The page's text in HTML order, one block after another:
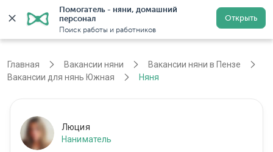
Помогатель - няни, домашний
персонал
Поиск работы и работников
Открыть
Регистрация
Главная Вакансии няни
Вакансии няни в Пензе
Вакансии для нянь Южная
Няня
Люция
Наниматель